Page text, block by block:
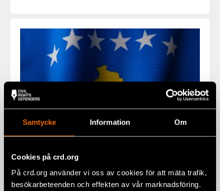
Samtycke Information Om
Cookies på crd.org
På crd.org använder vi oss av cookies för att mäta trafik,
besökarbeteenden och effekten av vår marknadsföring.
Open letter: Homophobes have no
place in the Assembly